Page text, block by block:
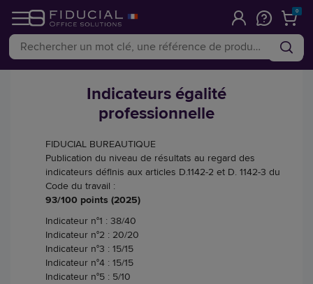
0
Indicateurs égalité
professionnelle
FIDUCIAL BUREAUTIQUE
Publication du niveau de résultats au regard des
indicateurs définis aux articles D.1142-2 et D. 1142-3 du
Code du travail :
93/100 points (2025)
Indicateur n°1 : 38/40
Indicateur n°2 : 20/20
Indicateur n°3 : 15/15
Indicateur n°4 : 15/15
Indicateur n°5 : 5/10